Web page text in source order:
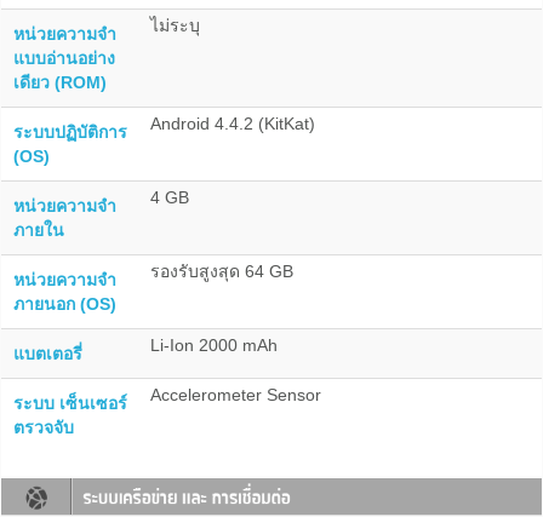
หน่วยความจำ
แบบอ่านอย่าง
เดียว (ROM)
ไม่ระบุ
ระบบปฏิบัติการ
(OS)
Android 4.4.2 (KitKat)
หน่วยความจำ
ภายใน
4 GB
หน่วยความจำ
ภายนอก (OS)
รองรับสูงสุด 64 GB
แบตเตอรี่ Li-Ion 2000 mAh
ระบบ เซ็นเซอร์
ตรวจจับ
Accelerometer Sensor